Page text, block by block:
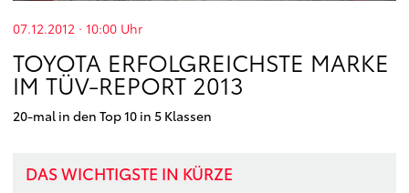
07.12.2012 · 10:00 Uhr
TOYOTA ERFOLGREICHSTE MARKE
IM TÜV-REPORT 2013
20-mal in den Top 10 in 5 Klassen
DAS WICHTIGSTE IN KÜRZE